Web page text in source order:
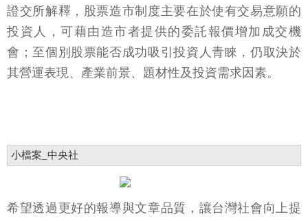
證交所解釋，股票造市制度主要在於使有交易意願的
投資人，可藉由造市者提供的委託報價增加成交機
會；至個別股票能否成功吸引投資人青睞，仍取決於
其營運表現、產業前景、題材性及投資需求因素。
小檔案_中央社
希望透過更好的報導與文章品質，讓台灣社會向上提